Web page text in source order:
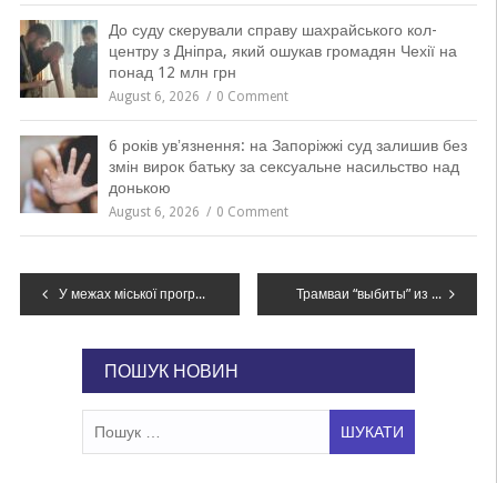
До суду скерували справу шахрайського кол-
центру з Дніпра, який ошукав громадян Чехії на
понад 12 млн грн
August 6, 2026 0 Comment
6 років увʼязнення: на Запоріжжі суд залишив без
змін вирок батьку за сексуальне насильство над
донькою
August 6, 2026 0 Comment
Навігація
У межах міської програми «Допомога фронту» Камʼянське надало субвенцію в розмірі 500 тисяч гривень для потреб 52-ї окремої артилерійської бригади Трамваи “выбиты” из графика: в Днепре сменили работу транспорта
ПОШУК НОВИН